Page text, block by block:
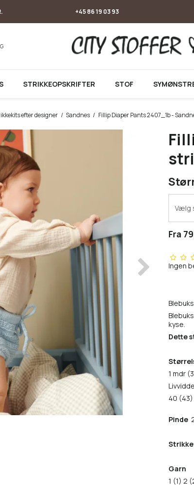
+45 86 19 03 93
STRIKKEOPSKRIFTER STOF
efter designer / Sandnes / Fillip Diaper Pants 2407_1b -
Vælg
Fra
Ingen
kyse.
Dette
1 mdr
40
Pinde
Garn
1 (1) 2